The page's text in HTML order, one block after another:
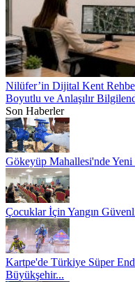
Nilüfer’in Dijital Kent
Boyutlu ve Anlaşılır
Son Haberler
Gökeyüp Mahallesi'nde Yeni
Çocuklar İçin Yangın
Kartpe'de Türkiye Süper
Büyükşehir...